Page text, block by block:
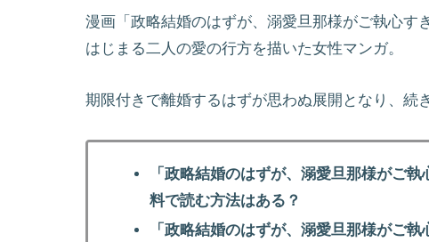
漫画「政略結婚のはずが、溺愛旦那様がご執心す
はじまる二人の愛の行方を描いた女性マンガ。
期限付きで離婚するはずが思わぬ展開となり、続
「政略結婚のはずが、溺愛旦那様がご
料で読む方法はある？
「政略結婚のはずが、溺愛旦那様がご